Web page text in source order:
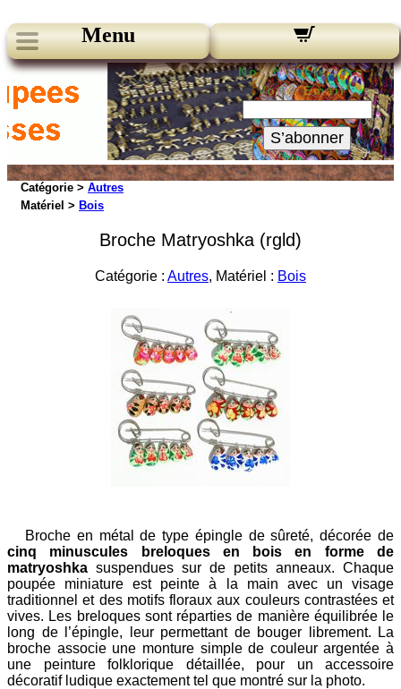
Menu
Nos Newsletters :
Votre Email :
S’abonner
Catégorie > Autres
Matériel > Bois
Broche Matryoshka (rgld)
Catégorie : Autres, Matériel : Bois
Broche en métal de type épingle de sûreté, décorée de
cinq minuscules breloques en bois en forme de
matryoshka suspendues sur de petits anneaux. Chaque
poupée miniature est peinte à la main avec un visage
traditionnel et des motifs floraux aux couleurs contrastées et
vives. Les breloques sont réparties de manière équilibrée le
long de l’épingle, leur permettant de bouger librement. La
broche associe une monture simple de couleur argentée à
une peinture folklorique détaillée, pour un accessoire
décoratif ludique exactement tel que montré sur la photo.